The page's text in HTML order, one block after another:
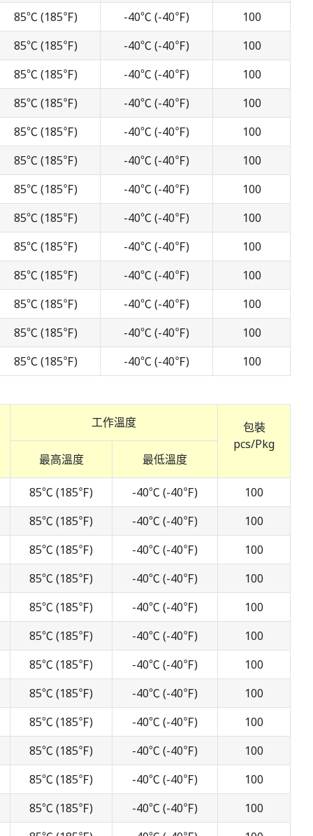
85℃ (185℉)
-40℃ (-40℉)
100
85℃ (185℉)
-40℃ (-40℉)
100
85℃ (185℉)
-40℃ (-40℉)
100
85℃ (185℉)
-40℃ (-40℉)
100
85℃ (185℉)
-40℃ (-40℉)
100
85℃ (185℉)
-40℃ (-40℉)
100
85℃ (185℉)
-40℃ (-40℉)
100
85℃ (185℉)
-40℃ (-40℉)
100
85℃ (185℉)
-40℃ (-40℉)
100
85℃ (185℉)
-40℃ (-40℉)
100
85℃ (185℉)
-40℃ (-40℉)
100
85℃ (185℉)
-40℃ (-40℉)
100
85℃ (185℉)
-40℃ (-40℉) 100
工作溫度
包裝
pcs/Pkg
最高溫度
最低溫度
85℃ (185℉) -40℃ (-40℉)
100
85℃ (185℉)
-40℃ (-40℉)
100
85℃ (185℉)
-40℃ (-40℉)
100
85℃ (185℉)
-40℃ (-40℉)
100
85℃ (185℉)
-40℃ (-40℉)
100
85℃ (185℉)
-40℃ (-40℉)
100
85℃ (185℉)
-40℃ (-40℉)
100
85℃ (185℉)
-40℃ (-40℉)
100
85℃ (185℉)
-40℃ (-40℉)
100
85℃ (185℉)
-40℃ (-40℉)
100
85℃ (185℉)
-40℃ (-40℉)
100
85℃ (185℉)
-40℃ (-40℉)
100